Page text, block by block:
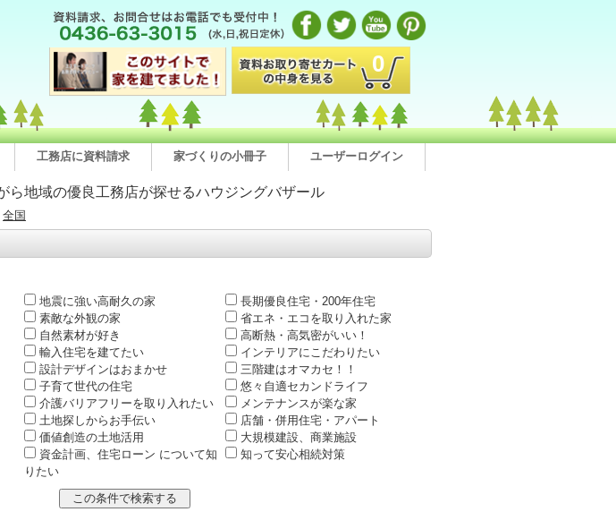
0
工務店に資料請求 家づくりの小冊子 ユーザーログイン
ら地域の優良工務店が探せるハウジングバザール
全国
地震に強い高耐久の家
長期優良住宅・200年住宅
素敵な外観の家
省エネ・エコを取り入れた家
自然素材が好き
高断熱・高気密がいい！
輸入住宅を建てたい
インテリアにこだわりたい
設計デザインはおまかせ
三階建はオマカセ！！
子育て世代の住宅
悠々自適セカンドライフ
介護バリアフリーを取り入れたい
メンテナンスが楽な家
土地探しからお手伝い
店舗・併用住宅・アパート
価値創造の土地活用
大規模建設、商業施設
資金計画、住宅ローン について知
りたい
知って安心相続対策